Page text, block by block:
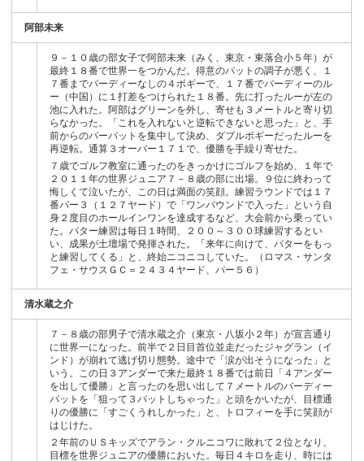
阿部未来
９－１０歳の部女子で阿部未来（みく、東京・東落合小５年）が
最終１８番で世界一をつかんだ。得意のパットの調子が悪く、１
７番までバーディーなしの４ボギーで、１７番でバーディーのル
ー（中国）に１打差をつけられた１８番。先に打ったルーが左の
池に入れた。阿部はグリーンを外し、寄せも３メートルと寄り切
らなかった。「これを入れないと逆転できないと思った」と、手
前からのパーパットを集中して決め、ダブルボギーだったルーを
再逆転。通算３オーバー１７１で、優勝を手繰り寄せた。
７歳でゴルフ教室に通ったのをきっかけにゴルフを始め、１年で
２０１１年の世界ジュニア７－８歳の部に出場。９位に終わって
悔しくて泣いたが、この日は満面の笑顔。練習ラウンドでは１７
番パー３（１２７ヤード）で「ワンバウンドで入った」という自
身２度目のホールインワンを達成するなど、大会前から乗ってい
た。パター練習は毎日１時間、２００～３００球練習するとい
い、成果が土壇場で発揮された。「来年に向けて、パターをもっ
と練習してくる」と、終始ニコニコしていた。（ロマス・サンタ
フェ・サウスＧＣ＝２４３４ヤード、パー５６）
清水蔵之介
７－８歳の部男子で清水蔵之介（東京・八坂小２年）が宣言通り
に世界一になった。前半で２日目首位並走だったジャグラン（イ
ンド）が崩れて逃げ切り態勢。途中で「涙が出そうになった」と
いう。この日３アンダーで来た最終１８番では前日「４アンダー
を出して優勝」と言ったのを思い出して７メートルのバーディー
パットを「狙って３パットしちゃった」と頭をかいたが、目標通
りの優勝に「すごくうれしかった」と、トロフィーを手に笑顔が
はじけた。
２年前のＵＳキッズでアラン・クルニコワに敗れて２位となり、
目標を世界ジュニアの優勝においた。毎日４キロを走り、時には